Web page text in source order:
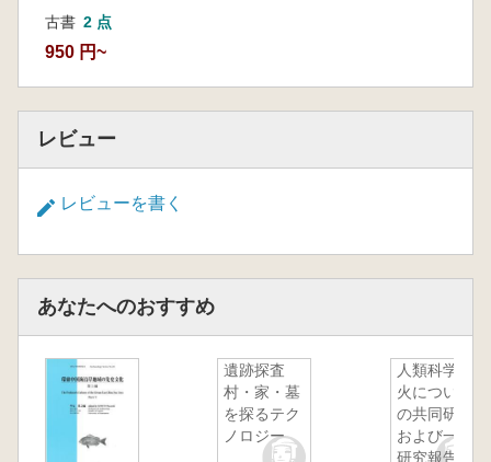
B.大阪府及び各市町村による調査 一
瀬和夫・十河良和
(1)古市古墳群 一瀬和夫・河内一浩
(2)百舌鳥古墳群 一瀬和夫・十河良和
第2部 古市・百舌鳥古墳群の形成過程
日下義雅
第2章 古市・百舌鳥古墳群の埴輪
(1)大阪府及び各市町村の調査による出土
資料 一瀬和夫・十河良和
(2)古市・百舌鳥・玉手山古墳群の埴輪研
究の歩み 十河良和
(3)古市・百舌鳥古墳群の埴輪編年 一瀬
和夫・十河良和・河内一浩
古書 2 点
950 円~
レビュー
レビューを書く
あなたへのおすすめ
遺跡探査
村・家・墓
を探るテク
ノロジー
人類科学 :
火について
の共同研究
および一般
研究報告